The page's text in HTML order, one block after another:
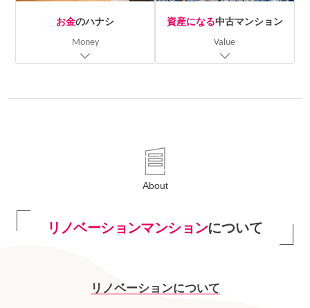
お金のハナシ
Money
資産になる中古マンション
Value
About
リノベーションマンションについて
リノベーションについて